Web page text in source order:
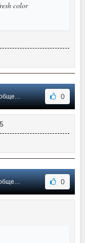
color
#60 0
#59 0